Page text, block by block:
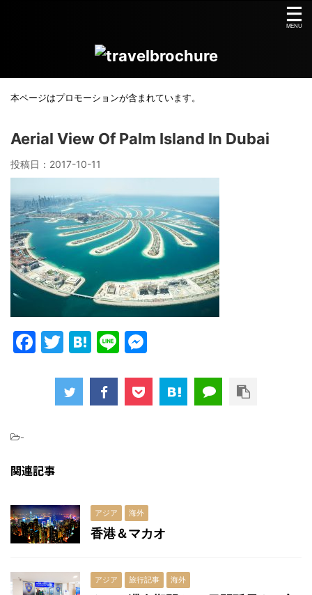
本ページはプロモーションが含まれています。
Aerial View Of Palm Island In Dubai
投稿日： 2017-10-11
F
o
k
T
itt
er
H
e
n
Li
e s
s
er
-
関連記事
アジア 海外
香港＆マカオ
アジア 旅行記事 海外